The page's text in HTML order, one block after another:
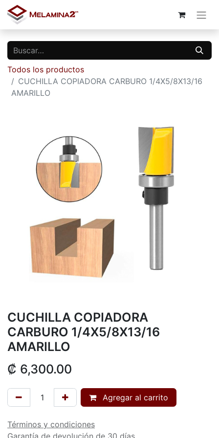
Todos los productos
CUCHILLA COPIADORA CARBURO 1/4X5/8X13/16
AMARILLO
CUCHILLA COPIADORA
CARBURO 1/4X5/8X13/16
AMARILLO
₡ 6,300.00
Agregar al carrito
Términos y condiciones
Garantía de devolución de 30 días